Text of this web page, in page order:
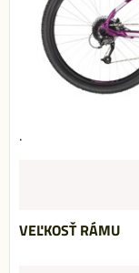
.
VEĽKOSŤ RÁMU